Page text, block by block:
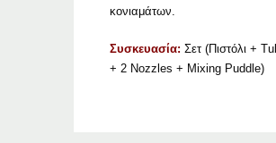
κονιαμάτων.
Συσκευασία:Σετ (Πιστόλι +
+ 2 Nozzles + Mixing Puddle)